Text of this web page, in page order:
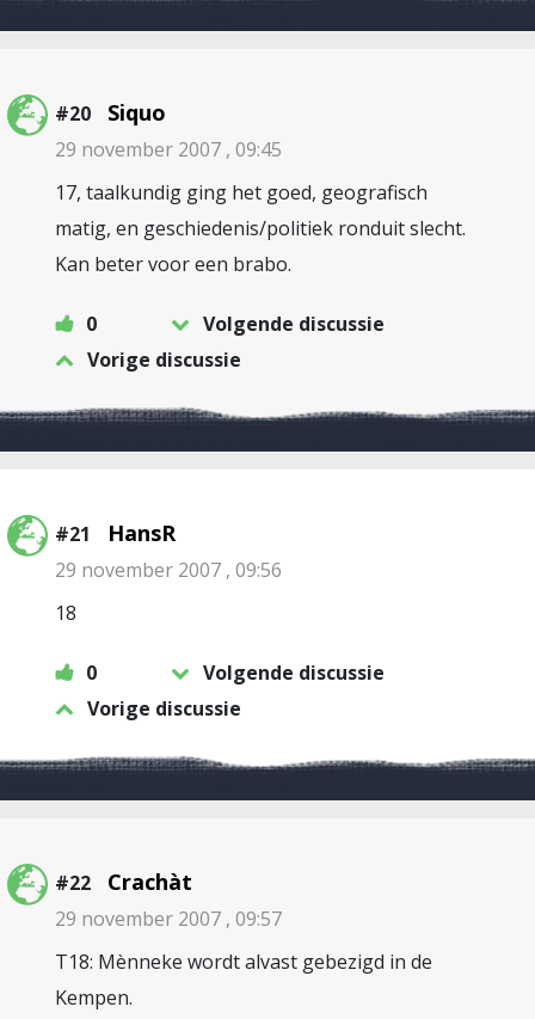
#20 Siquo
29 november 2007 , 09:45
17, taalkundig ging het goed, geografisch
matig, en geschiedenis/politiek ronduit slecht.
Kan beter voor een brabo.
0
Volgende discussie
Vorige discussie
#21 HansR
29 november 2007 , 09:56
18
0
Volgende discussie
Vorige discussie
#22 Crachàt
29 november 2007 , 09:57
T18: Mènneke wordt alvast gebezigd in de
Kempen.